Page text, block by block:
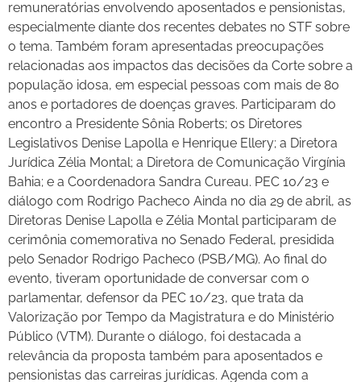
remuneratórias envolvendo aposentados e pensionistas,
especialmente diante dos recentes debates no STF sobre
o tema. Também foram apresentadas preocupações
relacionadas aos impactos das decisões da Corte sobre a
população idosa, em especial pessoas com mais de 80
anos e portadores de doenças graves. Participaram do
encontro a Presidente Sônia Roberts; os Diretores
Legislativos Denise Lapolla e Henrique Ellery; a Diretora
Jurídica Zélia Montal; a Diretora de Comunicação Virgínia
Bahia; e a Coordenadora Sandra Cureau. PEC 10/23 e
diálogo com Rodrigo Pacheco Ainda no dia 29 de abril, as
Diretoras Denise Lapolla e Zélia Montal participaram de
cerimônia comemorativa no Senado Federal, presidida
pelo Senador Rodrigo Pacheco (PSB/MG). Ao final do
evento, tiveram oportunidade de conversar com o
parlamentar, defensor da PEC 10/23, que trata da
Valorização por Tempo da Magistratura e do Ministério
Público (VTM). Durante o diálogo, foi destacada a
relevância da proposta também para aposentados e
pensionistas das carreiras jurídicas. Agenda com a